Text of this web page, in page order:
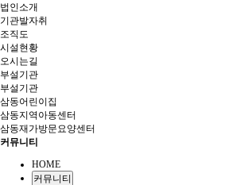
법인소개
기관발자취
조직도
시설현황
오시는길
부설기관
부설기관
삼동어린이집
삼동지역아동센터
삼동재가방문요양센터
커뮤니티
HOME
커뮤니티